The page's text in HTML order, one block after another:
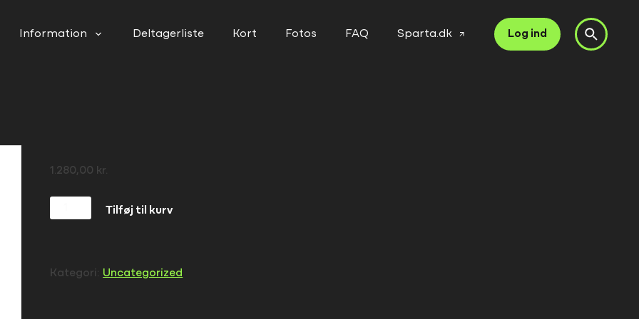
Information Deltagerliste Kort Fotos FAQ Sparta.dk Log ind
1.280,00 kr.
antal
Tilføj til kurv
Kategori: Uncategorized